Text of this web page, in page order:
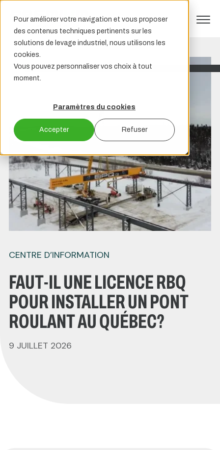
Pour améliorer votre navigation et vous proposer
des contenus techniques pertinents sur les
solutions de levage industriel, nous utilisons les
cookies.
Vous pouvez personnaliser vos choix à tout
moment.
Paramètres du cookies
Accepter Refuser
CENTRE D’INFORMATION
FAUT-IL UNE LICENCE RBQ
POUR INSTALLER UN PONT
ROULANT AU QUÉBEC?
9 JUILLET 2026